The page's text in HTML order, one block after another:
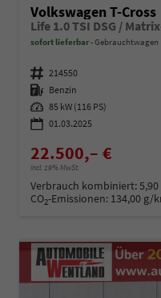
Volkswagen T-Cross
sofort lieferbar Gebrauchtwagen
Fahrzeugnummer 214550
Kraftstoff Benzin
Leistung 85 kW (116 PS)
01.03.2025
22.500,– €
incl. 19% MwSt.
Verbrauch kombiniert:
CO2-Emissionen: 134,00 g/